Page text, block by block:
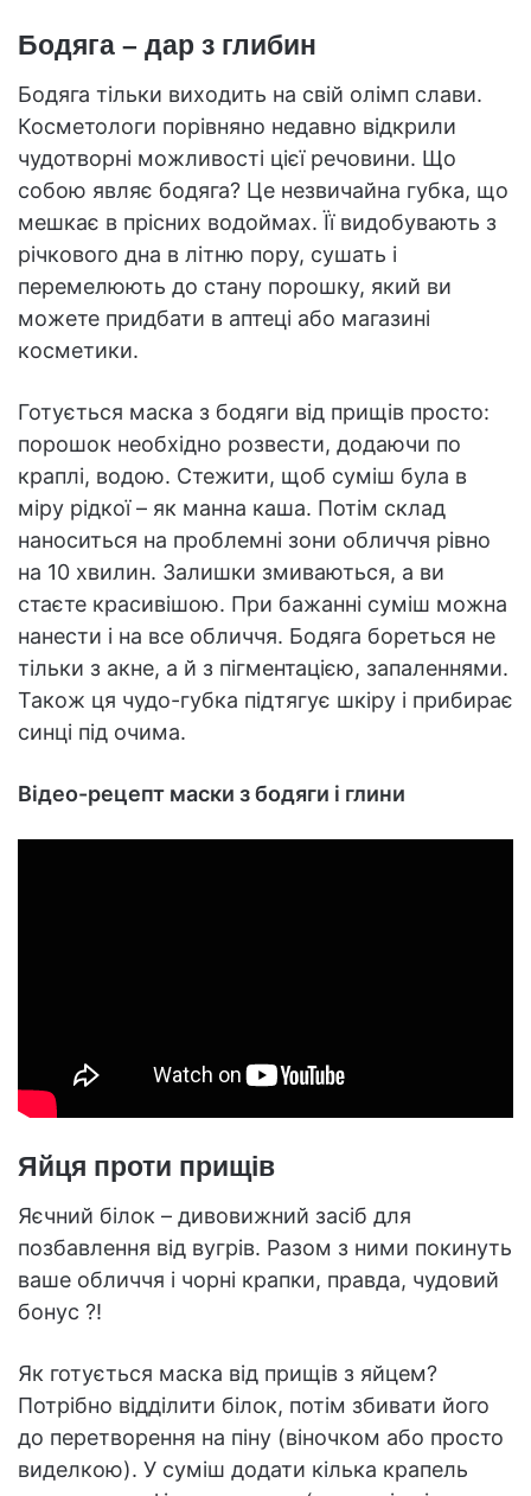
Бодяга – дар з глибин
Бодяга тільки виходить на свій олімп слави.
Косметологи порівняно недавно відкрили
чудотворні можливості цієї речовини. Що
собою являє бодяга? Це незвичайна губка, що
мешкає в прісних водоймах. Її видобувають з
річкового дна в літню пору, сушать і
перемелюють до стану порошку, який ви
можете придбати в аптеці або магазині
косметики.
Готується маска з бодяги від прищів просто:
порошок необхідно розвести, додаючи по
краплі, водою. Стежити, щоб суміш була в
міру рідкої – як манна каша. Потім склад
наноситься на проблемні зони обличчя рівно
на 10 хвилин. Залишки змиваються, а ви
стаєте красивішою. При бажанні суміш можна
нанести і на все обличчя. Бодяга бореться не
тільки з акне, а й з пігментацією, запаленнями.
Також ця чудо-губка підтягує шкіру і прибирає
синці під очима.
Відео-рецепт маски з бодяги і глини
Яйця проти прищів
Яєчний білок – дивовижний засіб для
позбавлення від вугрів. Разом з ними покинуть
ваше обличчя і чорні крапки, правда, чудовий
бонус ?!
Як готується маска від прищів з яйцем?
Потрібно відділити білок, потім збивати його
до перетворення на піну (віночком або просто
виделкою). У суміш додати кілька крапель